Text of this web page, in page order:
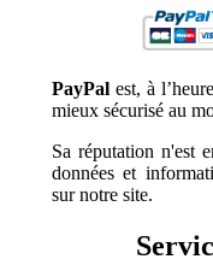
PayPalest, à
mieux sécurisé au
Sa réputation n'est
données et
sur notre site.